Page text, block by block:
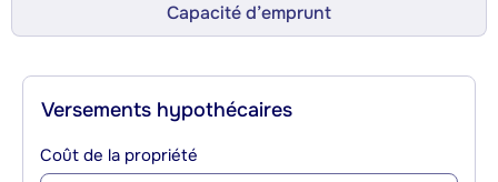
Capacité d’emprunt
Versements hypothécaires
Coût de la propriété